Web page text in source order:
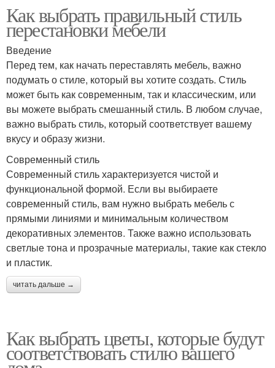
Как выбрать правильный стиль
перестановки мебели
Введение
Перед тем, как начать переставлять мебель, важно
подумать о стиле, который вы хотите создать. Стиль
может быть как современным, так и классическим, или
вы можете выбрать смешанный стиль. В любом случае,
важно выбрать стиль, который соответствует вашему
вкусу и образу жизни.
Современный стиль
Современный стиль характеризуется чистой и
функциональной формой. Если вы выбираете
современный стиль, вам нужно выбрать мебель с
прямыми линиями и минимальным количеством
декоративных элементов. Также важно использовать
светлые тона и прозрачные материалы, такие как стекло
и пластик.
читать дальше →
Как выбрать цветы, которые будут
соответствовать стилю вашего